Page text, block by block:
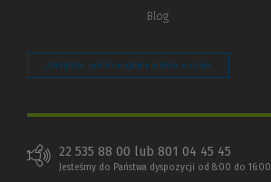
Blog
Zarządzaj preferencjami plików cookie
22 535 88 00 lub 801 04 45 45
Jesteśmy do Państwa dyspozycji od 8:00 do 16:00